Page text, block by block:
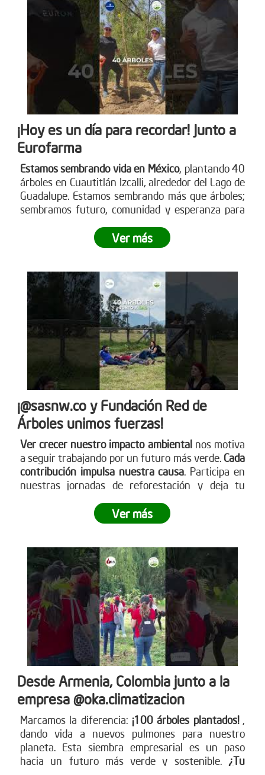
¡Hoy es un día para recordar! Junto a
Eurofarma
Estamos sembrando vida en México, plantando 40
árboles en Cuautitlán Izcalli, alrededor del Lago de
Guadalupe. Estamos sembrando más que árboles;
sembramos futuro, comunidad y esperanza para
revolución verde?
Ver más
¡@sasnw.co y Fundación Red de
Árboles unimos fuerzas!
Ver crecer nuestro impacto ambientalnos motiva
a seguir trabajando por un futuro más verde.Cada
contribución impulsa nuestra causa. Participa en
nuestras jornadas de reforestación y deja tu
visitando nuestra página web
www.reddearboles.org
Ver más
Desde Armenia, Colombia junto a la
empresa @oka.climatizacion
Marcamos la diferencia: ¡100 árboles plantados! ,
dando vida a nuevos pulmones para nuestro
planeta. Esta siembra empresarial es un paso
hacia un futuro más verde y sostenible. ¿Tu